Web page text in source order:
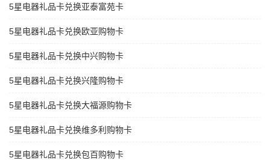
5星电器礼品卡兑换亚泰富苑卡
5星电器礼品卡兑换欧亚购物卡
5星电器礼品卡兑换中兴购物卡
5星电器礼品卡兑换兴隆购物卡
5星电器礼品卡兑换大福源购物卡
5星电器礼品卡兑换维多利购物卡
5星电器礼品卡兑换包百购物卡